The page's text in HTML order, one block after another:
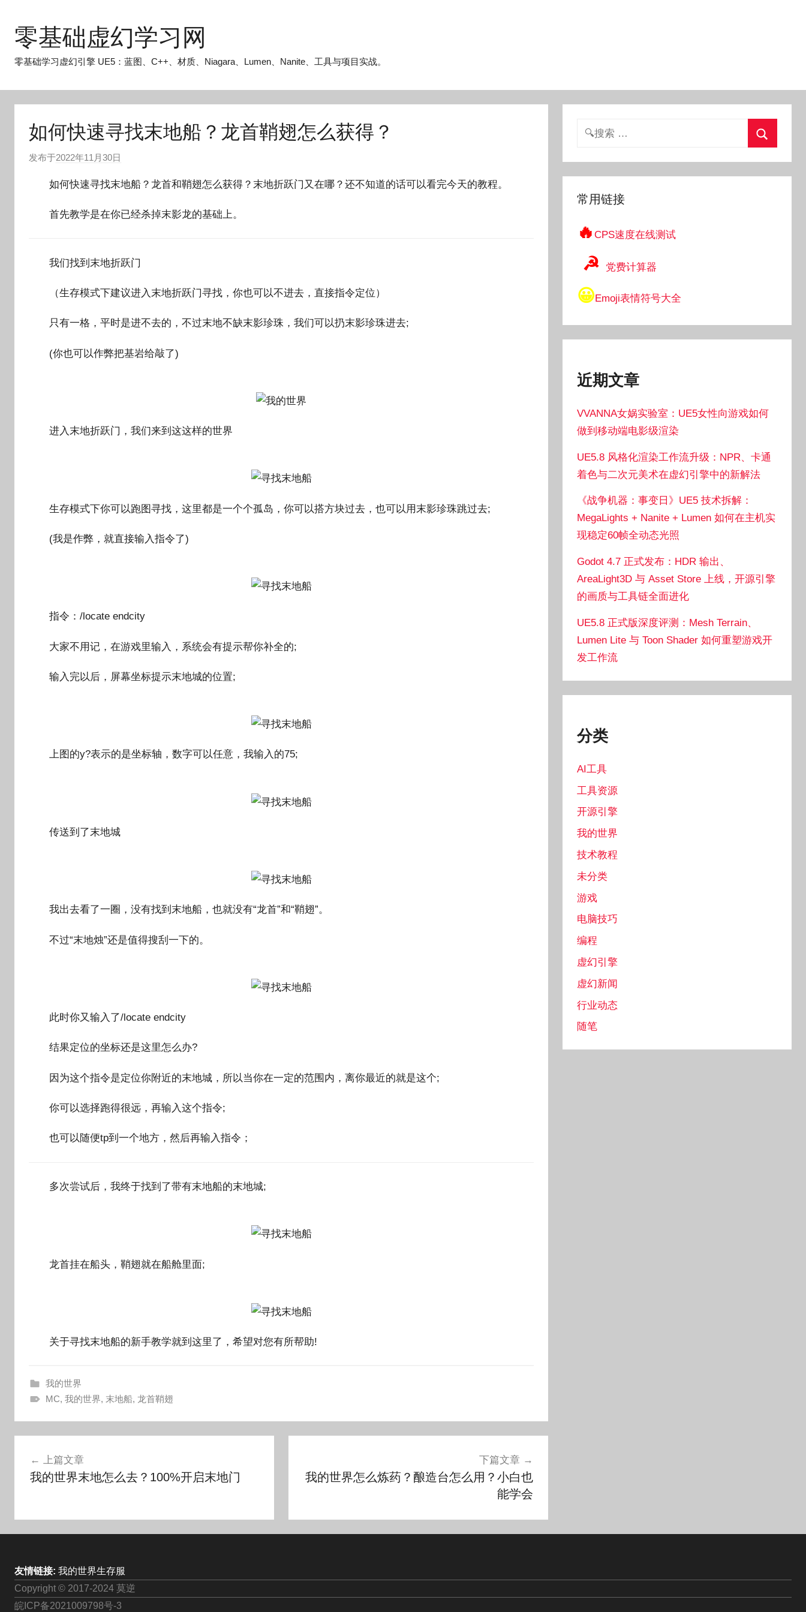
零基础虚幻学习网
零基础学习虚幻引擎 UE5：蓝图、C++、材质、Niagara、Lumen、Nanite、工具与项目实战。
如何快速寻找末地船？龙首鞘翅怎么获得？
发布于2022年11月30日
:
k
g
g
如何快速寻找末地船？龙首和鞘翅怎么获得？末地折跃门又在哪？还不知道的话可以看完今天的教程。
首先教学是在你已经杀掉末影龙的基础上。
我们找到末地折跃门
（生存模式下建议进入末地折跃门寻找，你也可以不进去，直接指令定位）
只有一格，平时是进不去的，不过末地不缺末影珍珠，我们可以扔末影珍珠进去;
(你也可以作弊把基岩给敲了)
进入末地折跃门，我们来到这这样的世界
生存模式下你可以跑图寻找，这里都是一个个孤岛，你可以搭方块过去，也可以用末影珍珠跳过去;
(我是作弊，就直接输入指令了)
指令：/locate endcity
大家不用记，在游戏里输入，系统会有提示帮你补全的;
输入完以后，屏幕坐标提示末地城的位置;
上图的y?表示的是坐标轴，数字可以任意，我输入的75;
传送到了末地城
我出去看了一圈，没有找到末地船，也就没有“龙首”和“鞘翅”。
不过“末地烛”还是值得搜刮一下的。
此时你又输入了/locate endcity
结果定位的坐标还是这里怎么办?
因为这个指令是定位你附近的末地城，所以当你在一定的范围内，离你最近的就是这个;
你可以选择跑得很远，再输入这个指令;
也可以随便tp到一个地方，然后再输入指令；
多次尝试后，我终于找到了带有末地船的末地城;
龙首挂在船头，鞘翅就在船舱里面;
关于寻找末地船的新手教学就到这里了，希望对您有所帮助!
我的世界
MC, 我的世界, 末地船, 龙首鞘翅
上篇文章
我的世界末地怎么去？100%开启末地门
下篇文章
我的世界怎么炼药？酿造台怎么用？小白也
能学会
搜
常用链接
🔥CPS速度在线测试
☭ 党费计算器
😀Emoji表情符号大全
近期文章
VVANNA女娲实验室：UE5女性向游戏如何
做到移动端电影级渲染
UE5.8 风格化渲染工作流升级：NPR、卡通
着色与二次元美术在虚幻引擎中的新解法
《战争机器：事变日》UE5 技术拆解：
MegaLights + Nanite + Lumen 如何在主机实
现稳定60帧全动态光照
Godot 4.7 正式发布：HDR 输出、
AreaLight3D 与 Asset Store 上线，开源引擎
的画质与工具链全面进化
UE5.8 正式版深度评测：Mesh Terrain、
Lumen Lite 与 Toon Shader 如何重塑游戏开
发工作流
分类
AI工具
工具资源
开源引擎
我的世界
技术教程
未分类
游戏
电脑技巧
编程
虚幻引擎
虚幻新闻
行业动态
随笔
友情链接: 我的世界生存服
Copyright © 2017-2024 莫逆
皖ICP备2021009798号-3